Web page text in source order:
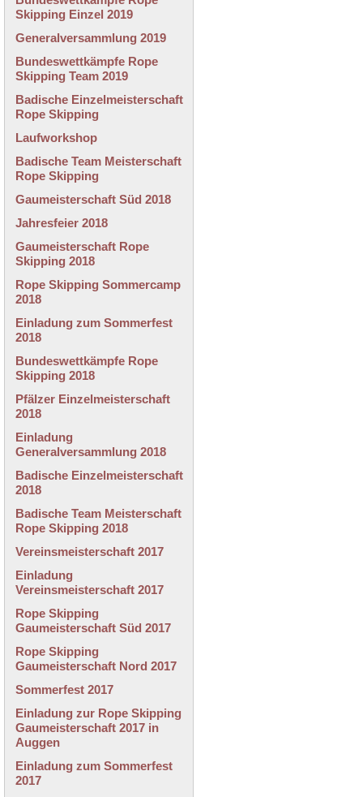
Skipping Einzel 2019
Generalversammlung 2019
Bundeswettkämpfe Rope
Skipping Team 2019
Badische Einzelmeisterschaft
Rope Skipping
Laufworkshop
Badische Team Meisterschaft
Rope Skipping
Gaumeisterschaft Süd 2018
Jahresfeier 2018
Gaumeisterschaft Rope
Skipping 2018
Rope Skipping Sommercamp
2018
Einladung zum Sommerfest
2018
Bundeswettkämpfe Rope
Skipping 2018
Pfälzer Einzelmeisterschaft
2018
Einladung
Generalversammlung 2018
Badische Einzelmeisterschaft
2018
Badische Team Meisterschaft
Rope Skipping 2018
Vereinsmeisterschaft 2017
Einladung
Vereinsmeisterschaft 2017
Rope Skipping
Gaumeisterschaft Süd 2017
Rope Skipping
Gaumeisterschaft Nord 2017
Sommerfest 2017
Einladung zur Rope Skipping
Gaumeisterschaft 2017 in
Auggen
Einladung zum Sommerfest
2017